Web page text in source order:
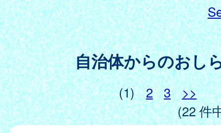
自治体からのおし
(1) 2 3
>>
(22 件